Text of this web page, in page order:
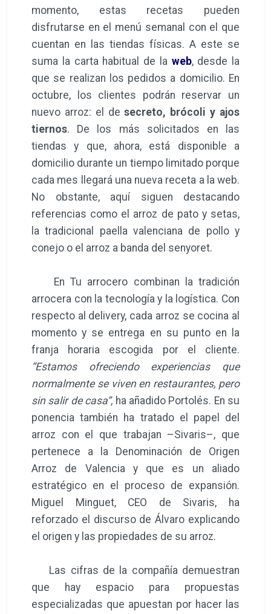
momento, estas recetas pueden
disfrutarse en el menú semanal con el que
cuentan en las tiendas físicas. A este se
suma la carta habitual de la web, desde la
que se realizan los pedidos a domicilio. En
octubre, los clientes podrán reservar un
nuevo arroz: el desecreto, brócoli y ajos
tiernos. De los más solicitados en las
tiendas y que, ahora, está disponible a
domicilio durante un tiempo limitado porque
cada mes llegará una nueva receta a la web.
No obstante, aquí siguen destacando
referencias como el arroz de pato y setas,
la tradicional paella valenciana de pollo y
conejo o el arroz a banda del senyoret.
En Tu arrocero combinan la tradición
arrocera con la tecnología y la logística. Con
respecto al delivery, cada arroz se cocina al
momento y se entrega en su punto en la
franja horaria escogida por el cliente.
“Estamos ofreciendo experiencias que
normalmente se viven en restaurantes, pero
sin salir de casa”, ha añadido Portolés. En su
ponencia también ha tratado el papel del
arroz con el que trabajan –Sivaris–, que
pertenece a la Denominación de Origen
Arroz de Valencia y que es un aliado
estratégico en el proceso de expansión.
Miguel Minguet, CEO de Sivaris, ha
reforzado el discurso de Álvaro explicando
el origen y las propiedades de su arroz.
Las cifras de la compañía demuestran
que hay espacio para propuestas
especializadas que apuestan por hacer las